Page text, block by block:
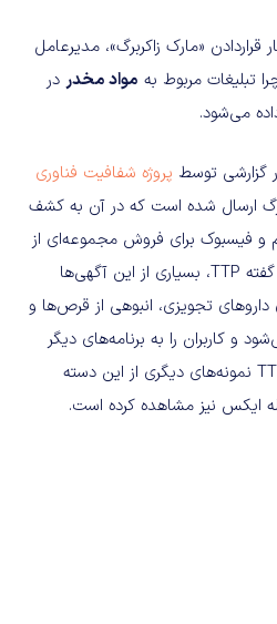
«مارک زاکربرگ»، مدیرعامل
تبلیغات مربوط به مواد مخدر در
می‌شود.
گزارشی توسط پروژه شفافیت فناوری
ارسال شده است که در آن به کشف
اینستاگرام و فیسبوک برای فروش مجموعه‌ای از
مواد مخدر اشاره شده است. به گفته TTP، بسیاری از این آگهی‌ها
تجویزی، انبوهی از قرص‌ها و
و کاربران را به برنامه‌های دیگر
مانند تلگرام هدایت می‌کنند. TTP نمونه‌های دیگری از این دسته
ایکس نیز مشاهده کرده است.